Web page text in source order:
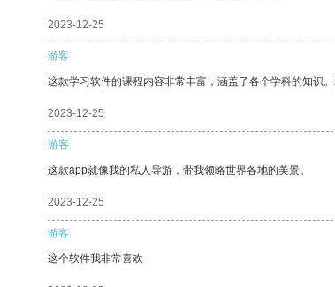
2023-12-25
游客
这款学习软件的课程内容非常丰富，涵盖了各个学科的知识
2023-12-25
游客
这款app就像我的私人导游，带我领略世界各地的美景。
2023-12-25
游客
这个软件我非常喜欢